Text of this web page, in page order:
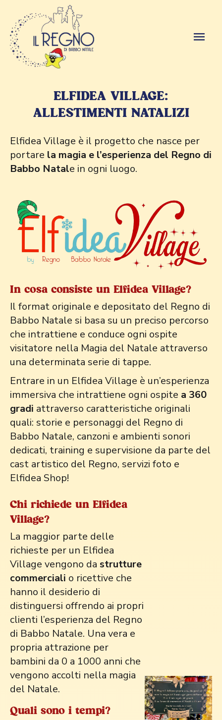
ELFIDEA VILLAGE:
ALLESTIMENTI NATALIZI
Elfidea Village è il progetto che nasce per
portare la magia e l’esperienza del Regno di
Babbo Natale in ogni luogo.
In cosa consiste un Elfidea Village?
Il format originale e depositato del Regno di
Babbo Natale si basa su un preciso percorso
che intrattiene e conduce ogni ospite
visitatore nella Magia del Natale attraverso
una determinata serie di tappe.
Entrare in un Elfidea Village è un’esperienza
immersiva che intrattiene ogni ospite a 360
gradi attraverso caratteristiche originali
quali: storie e personaggi del Regno di
Babbo Natale, canzoni e ambienti sonori
dedicati, training e supervisione da parte del
cast artistico del Regno, servizi foto e
Elfidea Shop!
Chi richiede un Elfidea
Village?
La maggior parte delle
richieste per un Elfidea
Village vengono da strutture
commerciali o ricettive che
hanno il desiderio di
distinguersi offrendo ai propri
clienti l’esperienza del Regno
di Babbo Natale. Una vera e
propria attrazione per
bambini da 0 a 1000 anni che
vengono accolti nella magia
del Natale.
Quali sono i tempi?